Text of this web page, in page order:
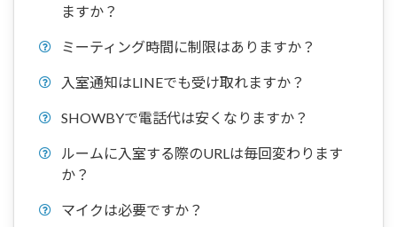
ますか？
ミーティング時間に制限はありますか？
入室通知はLINEでも受け取れますか？
SHOWBYで電話代は安くなりますか？
ルームに入室する際のURLは毎回変わります
か？
マイクは必要ですか？